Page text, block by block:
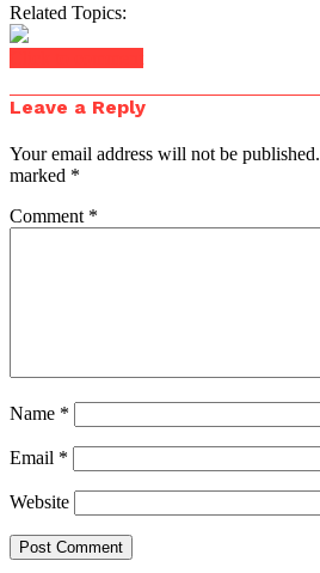
Related Topics:
Leave a Reply
Your email address will not be published.
marked *
Comment *
Name *
Email *
Website